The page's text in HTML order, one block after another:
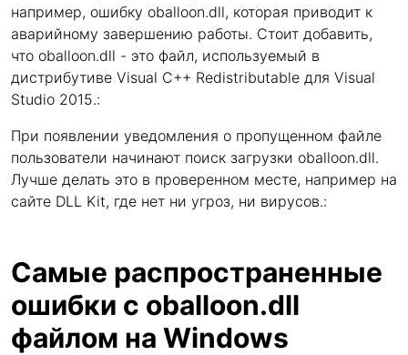
например, ошибку oballoon.dll, которая приводит к
аварийному завершению работы. Стоит добавить,
что oballoon.dll - это файл, используемый в
дистрибутиве Visual C++ Redistributable для Visual
Studio 2015.:
При появлении уведомления о пропущенном файле
пользователи начинают поиск загрузки oballoon.dll.
Лучше делать это в проверенном месте, например на
сайте DLL Kit, где нет ни угроз, ни вирусов.:
Самые распространенные
ошибки с oballoon.dll
файлом на Windows